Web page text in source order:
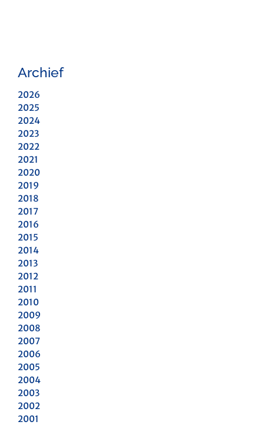
Archief
2026
2025
2024
2023
2022
2021
2020
2019
2018
2017
2016
2015
2014
2013
2012
2011
2010
2009
2008
2007
2006
2005
2004
2003
2002
2001